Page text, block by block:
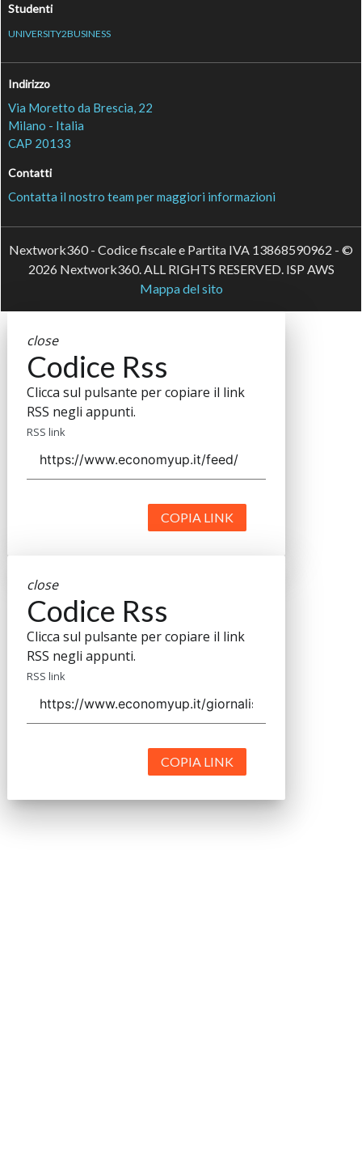
Studenti
UNIVERSITY2BUSINESS
Indirizzo
Via Moretto da Brescia, 22
Milano - Italia
CAP 20133
Contatti
Contatta il nostro team per maggiori informazioni
Nextwork360 - Codice fiscale e Partita IVA 13868590962 - ©
2026 Nextwork360. ALL RIGHTS RESERVED. ISP AWS
Mappa del sito
close
Codice Rss
Clicca sul pulsante per copiare il link
RSS negli appunti.
RSS link
COPIA LINK
close
Codice Rss
Clicca sul pulsante per copiare il link
RSS negli appunti.
RSS link
COPIA LINK